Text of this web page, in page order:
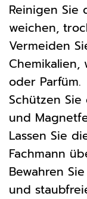
Reinigen Sie
weichen,
Vermeiden
Chemikalien,
oder Parfüm.
Schützen
und
Lassen Sie
Fachmann
Bewahren
und